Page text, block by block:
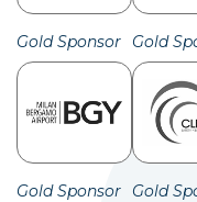
Gold Sponsor Gold
Gold Sponsor Gold